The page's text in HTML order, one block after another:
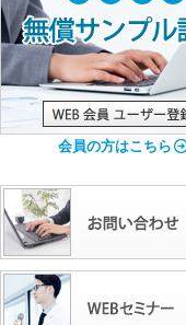
会員の方はこちら